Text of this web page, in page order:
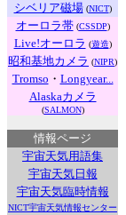
シベリア磁場(NICT)
オーロラ帯(CSSDP)
Live!オーロラ (遊造)
昭和基地カメラ (NIPR)
Tromso ・ Longyear...
Alaskaカメラ
(SALMON)
情報ページ
宇宙天気用語集
宇宙天気日報
宇宙天気臨時情報
NICT宇宙天気情報センター